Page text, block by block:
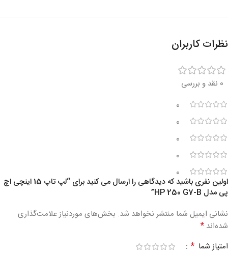
نظرات کاربران
0 نقد و بررسی
0
0
0
0
0
اولین نفری باشید که دیدگاهی را ارسال می کنید برای “لپ تاپ 15 اینچی اچ
پی مدل HP 250 G7-B”
نشانی ایمیل شما منتشر نخواهد شد. بخش‌های موردنیاز علامت‌گذاری
شده‌اند *
امتیاز شما *